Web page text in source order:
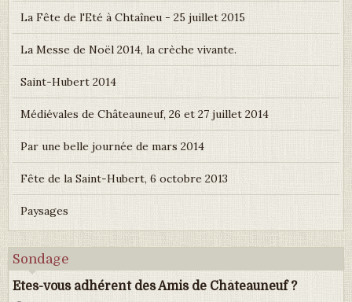
La Fête de l'Eté à Chtaîneu - 25 juillet 2015
La Messe de Noël 2014, la crèche vivante.
Saint-Hubert 2014
Médiévales de Châteauneuf, 26 et 27 juillet 2014
Par une belle journée de mars 2014
Fête de la Saint-Hubert, 6 octobre 2013
Paysages
Sondage
Etes-vous adhérent des Amis de Châteauneuf ?